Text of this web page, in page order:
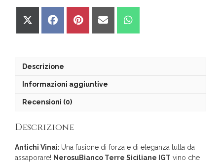
Share
Share
Share
Share
Share
Descrizione
Informazioni aggiuntive
Recensioni (0)
Descrizione
Antichi Vinai: Una fusione di forza e di eleganza tutta da
assaporare! NerosuBianco Terre Siciliane IGT vino che